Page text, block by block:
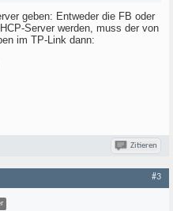
geben: Entweder die FB oder
Server werden, muss der von
im TP-Link dann:
Zitieren
#3